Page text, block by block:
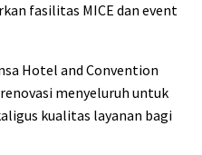
fasilitas MICE dan event
Hotel and Convention
menyeluruh untuk
kualitas layanan bagi